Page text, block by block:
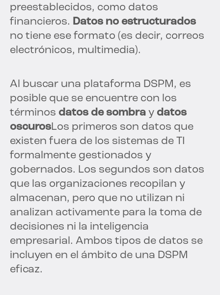
preestablecidos, como datos
financieros. Datos no estructurados
no tiene ese formato (es decir, correos
electrónicos, multimedia).
Al buscar una plataforma DSPM, es
posible que se encuentre con los
términos datos de sombra y datos
oscurosLos primeros son datos que
existen fuera de los sistemas de TI
formalmente gestionados y
gobernados. Los segundos son datos
que las organizaciones recopilan y
almacenan, pero que no utilizan ni
analizan activamente para la toma de
decisiones ni la inteligencia
empresarial. Ambos tipos de datos se
incluyen en el ámbito de una DSPM
eficaz.